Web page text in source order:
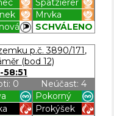
Spatzierer
Mrvka
SCHVÁLENO
p.č. 3890/171,
(bod 12)
58:51
0
Neúčast: 4
Pokorný
Prokýšek